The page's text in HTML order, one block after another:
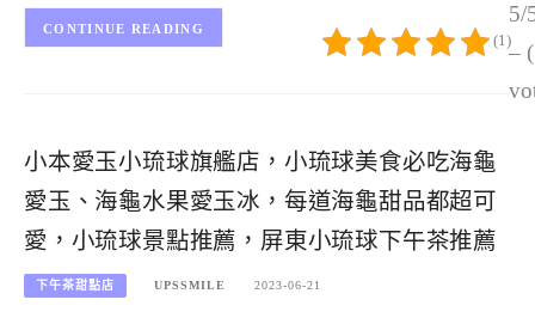
5/
–
(1)
CONTINUE READING
小本愛玉小琉球旗艦店，小琉球美食必吃海龜
愛玉、海龜水果愛玉冰，每道海龜甜品都超可
愛，小琉球景點推薦，屏東小琉球下午茶推薦
下午茶甜點店 UPSSMILE 2023-06-21